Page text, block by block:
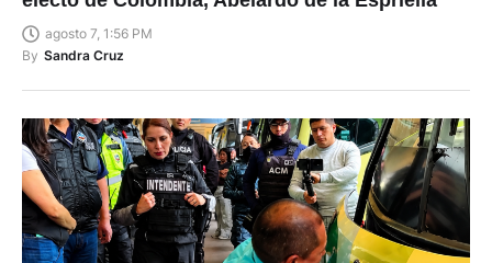
agosto 7, 1:56 PM
By Sandra Cruz